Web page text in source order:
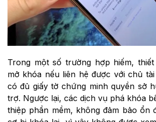
Trong một số trường hợp hiếm,
mở khóa nếu liên hệ được với chủ
có đủ giấy tờ chứng minh quyền sở
trợ. Ngược lại, các dịch vụ phá khóa
thiệp phần mềm, không đảm bảo ổn